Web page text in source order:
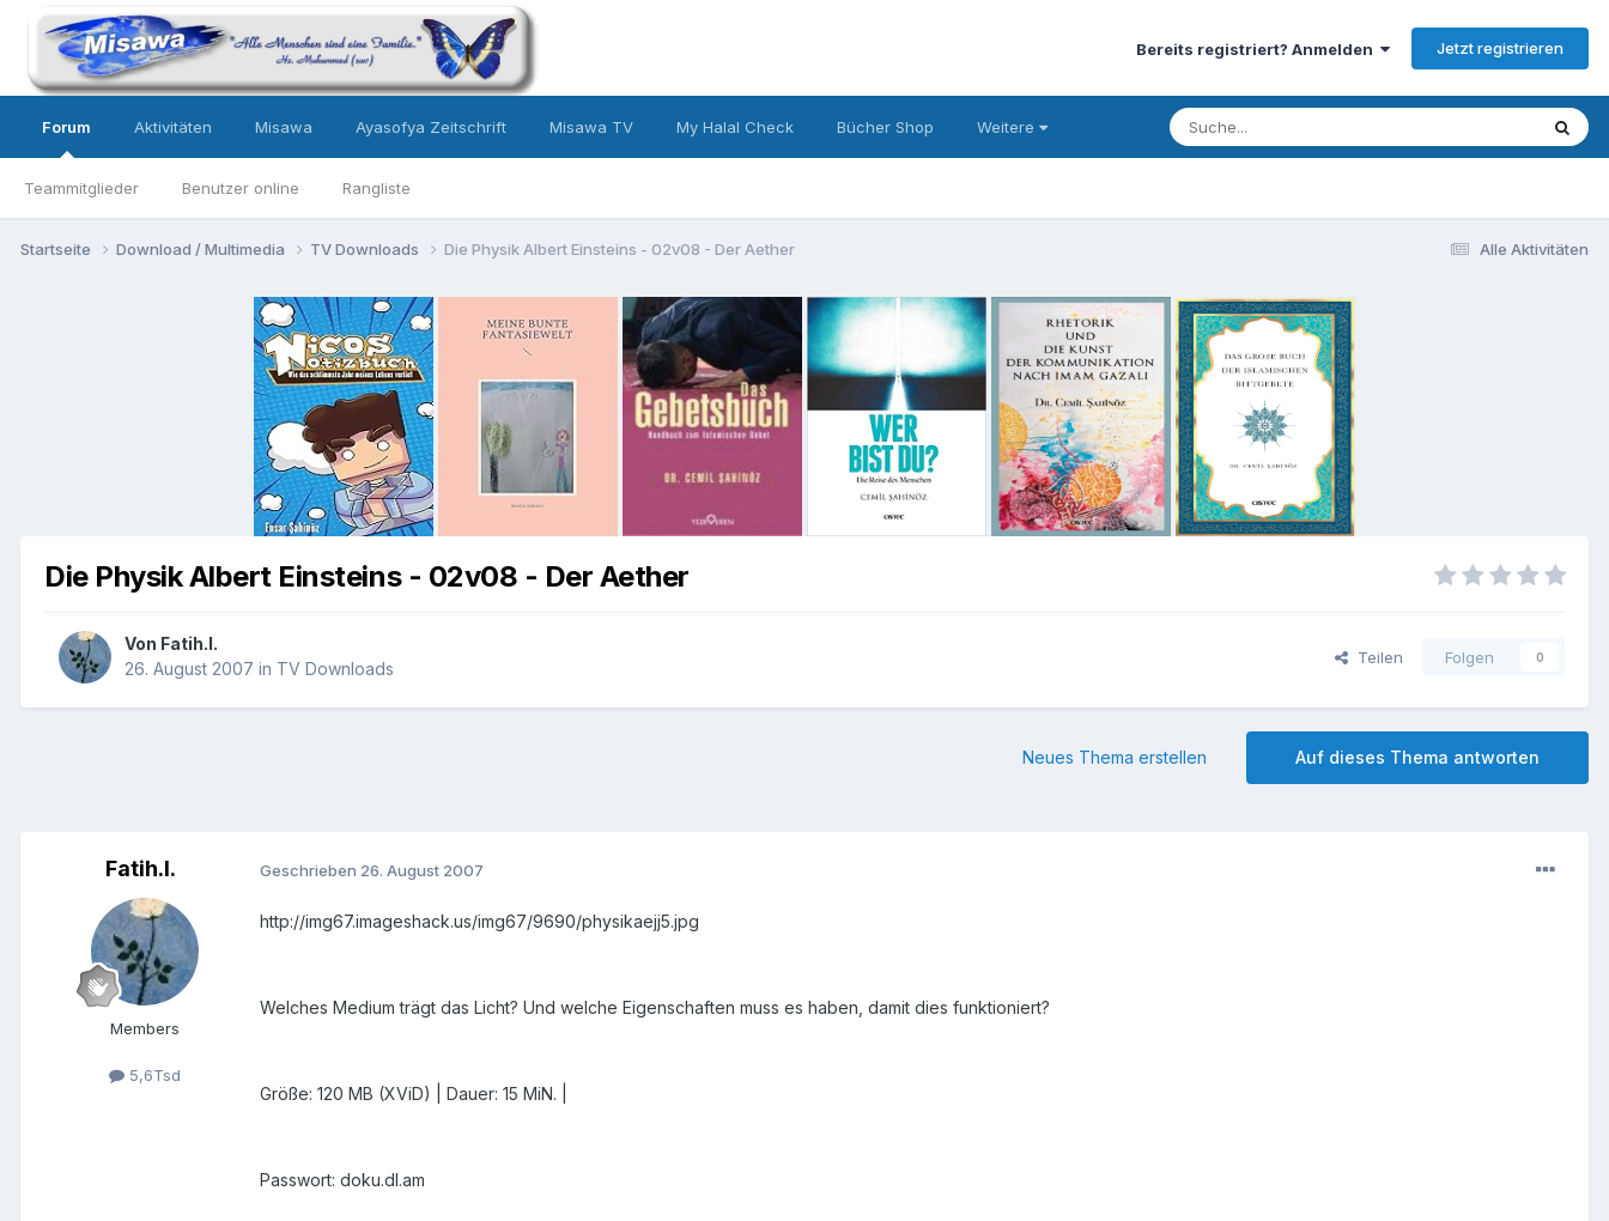
Bereits registriert? Anmelden Jetzt registrieren
Forum
Teammitglieder Benutzer online Rangliste
Aktivitäten Misawa Ayasofya Zeitschrift Misawa TV My Halal Check Bücher Shop Weitere
Alle Aktivitäten
Startseite Download / Multimedia TV Downloads Die Physik Albert Einsteins - 02v08 - Der Aether
Die Physik Albert Einsteins - 02v08 - Der Aether
Von Fatih.I.
26. August 2007 in TV Downloads
Teilen Folgen 0
Auf dieses Thema antworten
Neues Thema erstellen
Fatih.I.
Members
5,6Tsd
Geschrieben 26. August 2007
http://img67.imageshack.us/img67/9690/physikaejj5.jpg
Welches Medium trägt das Licht? Und welche Eigenschaften muss es haben, damit dies funktioniert?
Größe: 120 MB (XViD) | Dauer: 15 MiN. |
Passwort: doku.dl.am